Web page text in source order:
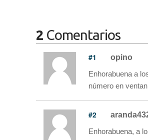
2 Comentarios
#1 opino
Enhorabuena a
número en
#2
Enhorabuena, a